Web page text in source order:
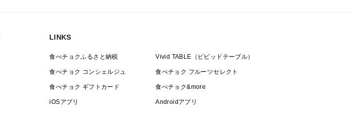
LINKS
食べチョクふるさと納税 Vivid TABLE（ビビッドテーブル）
食べチョク コンシェルジュ 食べチョク フルーツセレクト
食べチョク ギフトカード 食べチョク&more
iOSアプリ Androidアプリ